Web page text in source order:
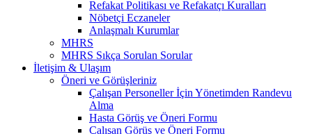
Refakat Politikası ve Refakatçı Kuralları
Nöbetçi Eczaneler
Anlaşmalı Kurumlar
MHRS
MHRS Sıkça Sorulan Sorular
İletişim & Ulaşım
Öneri ve Görüşleriniz
Çalışan Personeller İçin Yönetimden Randevu
Alma
Hasta Görüş ve Öneri Formu
Çalışan Görüş ve Öneri Formu